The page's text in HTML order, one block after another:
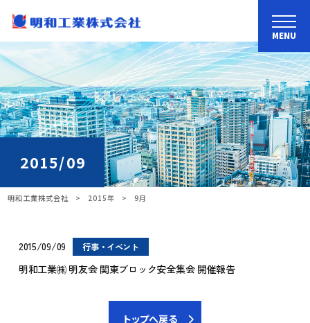
MENU
2015/09
明和工業株式会社 > 2015年 > 9月
行事・イベント
2015/09/09
明和工業㈱ 明友会 関東ブロック安全集会 開催報告
トップへ戻る